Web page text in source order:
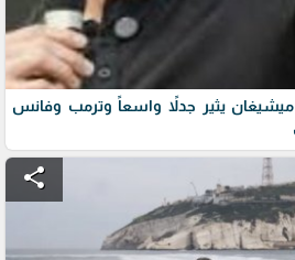
يثير جدلاً واسعاً وترمب وفانس
share